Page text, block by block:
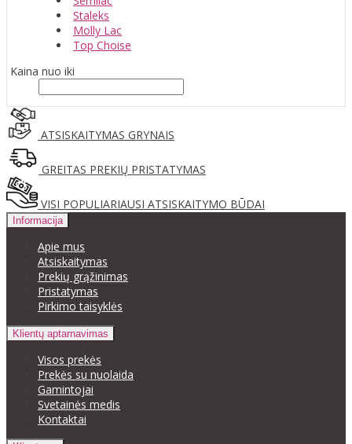
Staleks
Molly Lac
Top Choise
Kaina nuo iki
ATSISKAITYMAS GRYNAIS
GREITAS PREKIŲ PRISTATYMAS
VISI POPULIARIAUSI ATSISKAITYMO BŪDAI
Informacija
Apie mus
Atsiskaitymas
Prekių grąžinimas
Pristatymas
Pirkimo taisyklės
Klientų aptarnavimas
Visos prekės
Prekės su nuolaida
Gamintojai
Svetainės medis
Kontaktai